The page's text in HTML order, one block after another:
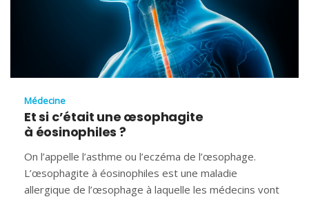
Médecine
Et si c’était une œsophagite
à éosinophiles ?
On l’appelle l’asthme ou l’eczéma de l’œsophage.
L’œsophagite à éosinophiles est une maladie
allergique de l’œsophage à laquelle les médecins vont